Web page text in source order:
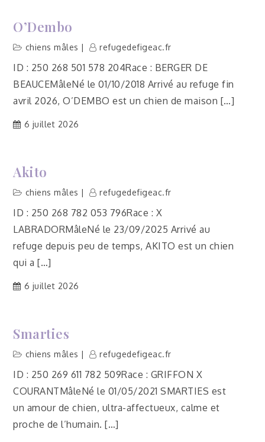
O’Dembo
chiens mâles refugedefigeac.fr
ID : 250 268 501 578 204Race : BERGER DE
BEAUCEMâleNé le 01/10/2018 Arrivé au refuge fin
avril 2026, O’DEMBO est un chien de maison […]
6 juillet 2026
Akito
chiens mâles refugedefigeac.fr
ID : 250 268 782 053 796Race : X
LABRADORMâleNé le 23/09/2025 Arrivé au
refuge depuis peu de temps, AKITO est un chien
qui a […]
6 juillet 2026
Smarties
chiens mâles refugedefigeac.fr
ID : 250 269 611 782 509Race : GRIFFON X
COURANTMâleNé le 01/05/2021 SMARTIES est
un amour de chien, ultra-affectueux, calme et
proche de l’humain. […]